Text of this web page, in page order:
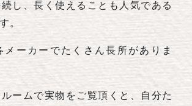
し、長く使えることも人気である
。
メーカーでたくさん長所がありま
ームで実物をご覧頂くと、自分た